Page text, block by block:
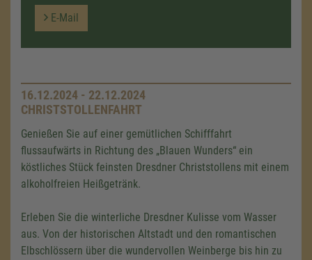
E-Mail
16.12.2024 - 22.12.2024
CHRISTSTOLLENFAHRT
Genießen Sie auf einer gemütlichen Schifffahrt
flussaufwärts in Richtung des „Blauen Wunders“ ein
köstliches Stück feinsten Dresdner Christstollens mit einem
alkoholfreien Heißgetränk.
Erleben Sie die winterliche Dresdner Kulisse vom Wasser
aus. Von der historischen Altstadt und den romantischen
Elbschlössern über die wundervollen Weinberge bis hin zu